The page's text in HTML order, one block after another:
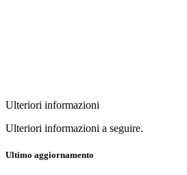
Ulteriori informazioni
Ulteriori informazioni a seguire.
Ultimo aggiornamento